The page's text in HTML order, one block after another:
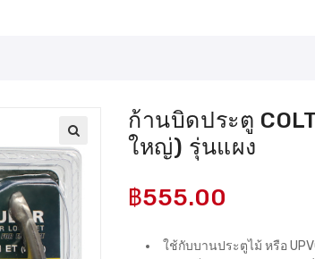
ก้านบิดประตู
ใหญ่) รุ่นแผง
฿555.00
ใช้กับบานประตูไม้ หรือ